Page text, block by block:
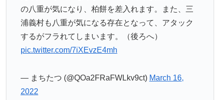
の八重が気になり、柏餅を差入れます。また、三
浦義村も八重が気になる存在となって、アタック
するがフラれてしまいます。（後ろへ）
pic.twitter.com/7iXEvzE4mh
— まちたつ (@QOa2FRaFWLkv9ct) March 16,
2022